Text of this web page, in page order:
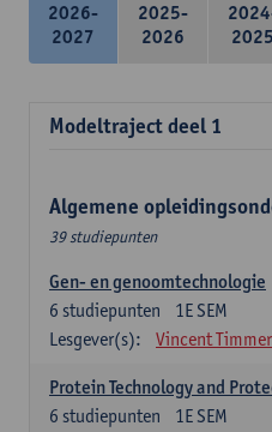
2026-
2027
2025-
2026
2025
Modeltraject deel 1
Algemene
39 studiepunten
Gen- en genoomtechnologie
1E SEM
6 studiepunten
Lesgever(s):
Vincent
Protein Technology and
1E SEM
6 studiepunten